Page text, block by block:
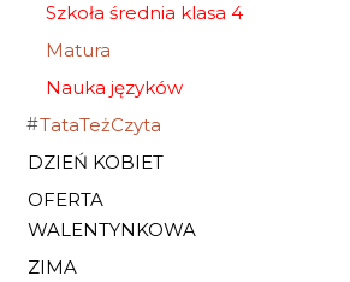
Szkoła średnia klasa 4
Matura
Nauka języków
TataTeżCzyta
DZIEŃ KOBIET
OFERTA
WALENTYNKOWA
ZIMA